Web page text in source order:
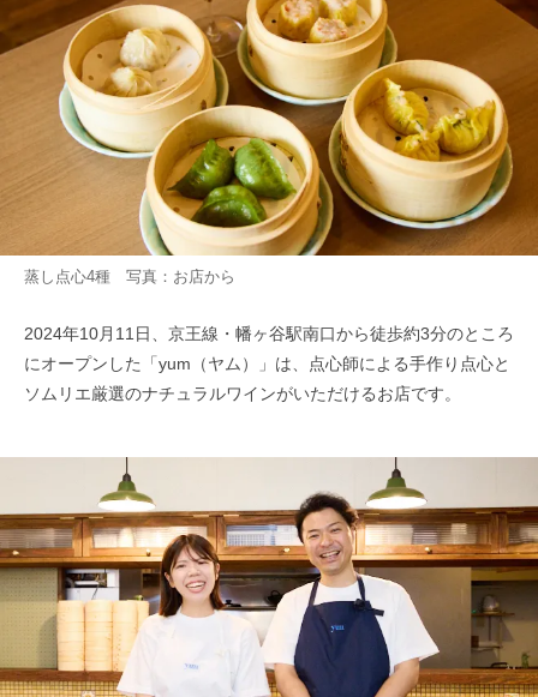
蒸し点心4種 写真：お店から
2024年10月11日、京王線・幡ヶ谷駅南口から徒歩約3分のところ
にオープンした「yum（ヤム）」は、点心師による手作り点心と
ソムリエ厳選のナチュラルワインがいただけるお店です。